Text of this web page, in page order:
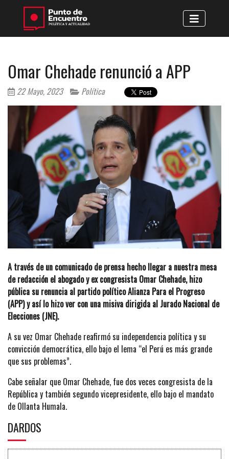
Omar Chehade renunció a APP
22 Mayo, 2023 Política
A través de un comunicado de prensa hecho llegar a nuestra mesa
de redacción el abogado y ex congresista Omar Chehade, hizo
pública su renuncia al partido político Alianza Para el Progreso
(APP) y así lo hizo ver con una misiva dirigida al Jurado Nacional de
Elecciones (JNE).
A su vez Omar Chehade reafirmó su independencia política y su
convicción democrática, ello bajo el lema “el Perú es más grande
que sus problemas”.
Cabe señalar que Omar Chehade, fue dos veces congresista de la
República y también segundo vicepresidente, ello bajo el mandato
de Ollanta Humala.
DARDOS